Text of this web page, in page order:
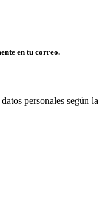
en tu correo.
personales según la